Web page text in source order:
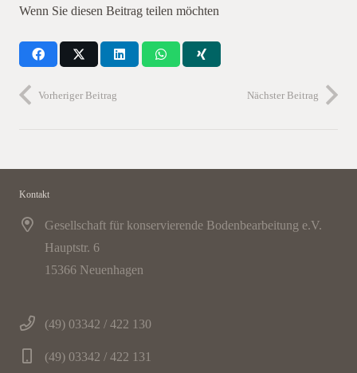
Wenn Sie diesen Beitrag teilen möchten
Vorheriger Beitrag Nächster Beitrag
Kontakt
Gesellschaft für konservierende Bodenbearbeitung e.V.
Hauptstr. 6
15366 Neuenhagen
(49) 03342 / 422 130
(49) 03342 / 422 131